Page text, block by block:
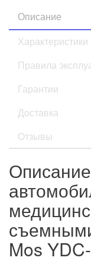
Описание
Характеристики
Правила
Гарантии
Доставка
Отзывы
Mos